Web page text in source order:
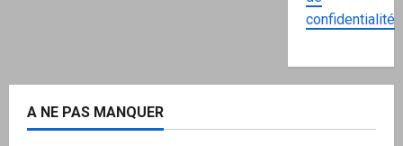
confidentialité
A NE PAS MANQUER